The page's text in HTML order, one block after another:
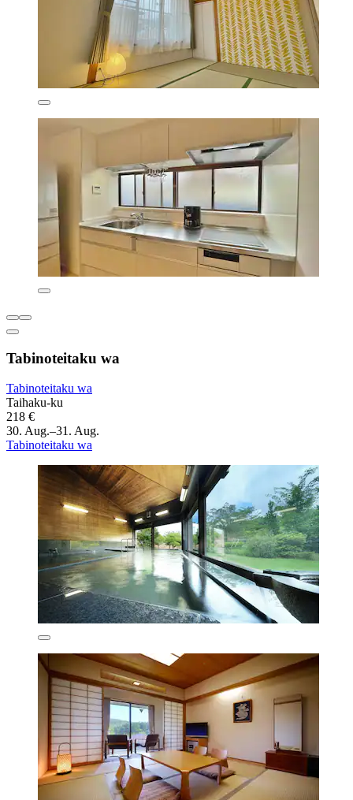
Tabinoteitaku wa
Tabinoteitaku wa
Taihaku-ku
218 €
30. Aug.–31. Aug.
Tabinoteitaku wa